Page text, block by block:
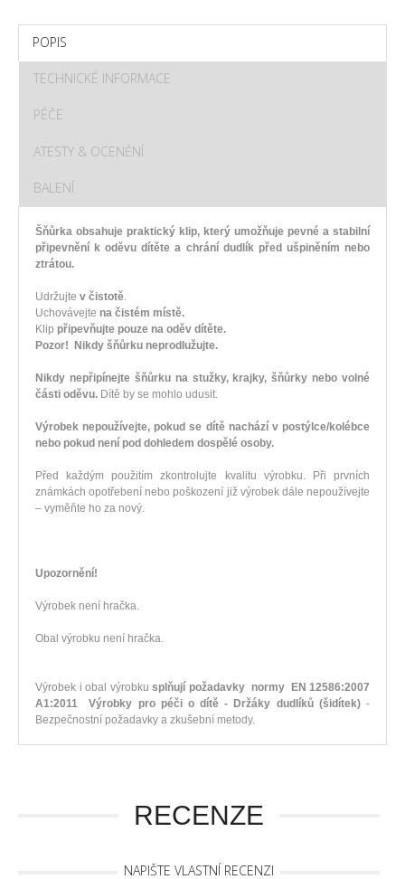
POPIS
TECHNICKÉ INFORMACE
PÉČE
ATESTY & OCENĚNÍ
BALENÍ
Šňůrka obsahuje praktický klip, který umožňuje pevné a stabilní
připevnění k oděvu dítěte a chrání dudlík před ušpiněním nebo
ztrátou.
Udržujte v čistotě.
Uchovávejte na čistém místě.
Klip připevňujte pouze na oděv dítěte.
Pozor! Nikdy šňůrku neprodlužujte.
Nikdy nepřipínejte šňůrku na stužky, krajky, šňůrky nebo volné
části oděvu. Dítě by se mohlo udusit.
Výrobek nepoužívejte, pokud se dítě nachází v postýlce/kolébce
nebo pokud není pod dohledem dospělé osoby.
Před každým použitím zkontrolujte kvalitu výrobku. Při prvních
známkách opotřebení nebo poškození již výrobek dále nepoužívejte
– vyměňte ho za nový.
Upozornění!
Výrobek není hračka.
Obal výrobku není hračka.
Výrobek i obal výrobku splňují požadavky normy EN 12586:2007
A1:2011 Výrobky pro péči o dítě - Držáky dudlíků (šidítek)-
Bezpečnostní požadavky a zkušební metody.
RECENZE
NAPIŠTE VLASTNÍ RECENZI